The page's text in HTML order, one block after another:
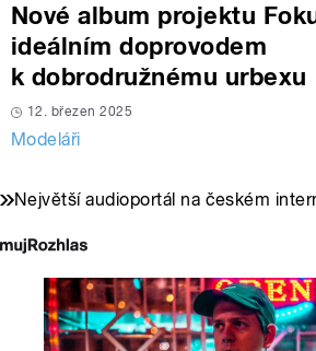
Nové album projektu
ideálním doprovodem
k dobrodružnému urbexu
12. březen 2025
Modeláři
Největší audioportál na českém